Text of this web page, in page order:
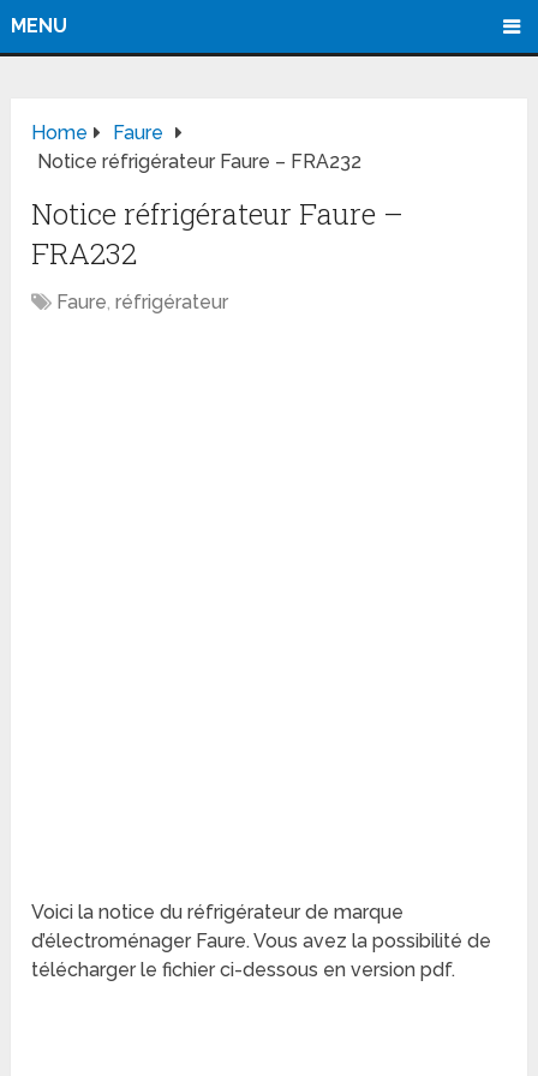
MENU
Home
Faure
Notice réfrigérateur Faure – FRA232
Notice réfrigérateur Faure –
FRA232
Faure,réfrigérateur
Voici la notice du réfrigérateur de marque
d’électroménager Faure. Vous avez la possibilité de
télécharger le fichier ci-dessous en version pdf.